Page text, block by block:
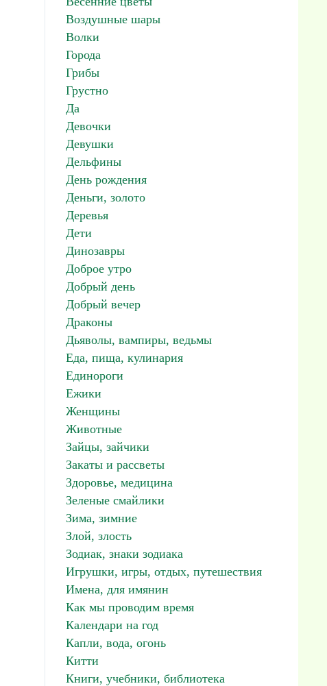
Воздушные шары
Волки
Города
Грибы
Грустно
Да
Девочки
Девушки
Дельфины
День рождения
Деньги, золото
Деревья
Дети
Динозавры
Доброе утро
Добрый день
Добрый вечер
Драконы
Дьяволы, вампиры, ведьмы
Еда, пища, кулинария
Единороги
Ежики
Женщины
Животные
Зайцы, зайчики
Закаты и рассветы
Здоровье, медицина
Зеленые смайлики
Зима, зимние
Злой, злость
Зодиак, знаки зодиака
Игрушки, игры, отдых, путешествия
Имена, для имянин
Как мы проводим время
Календари на год
Капли, вода, огонь
Китти
Книги, учебники, библиотека